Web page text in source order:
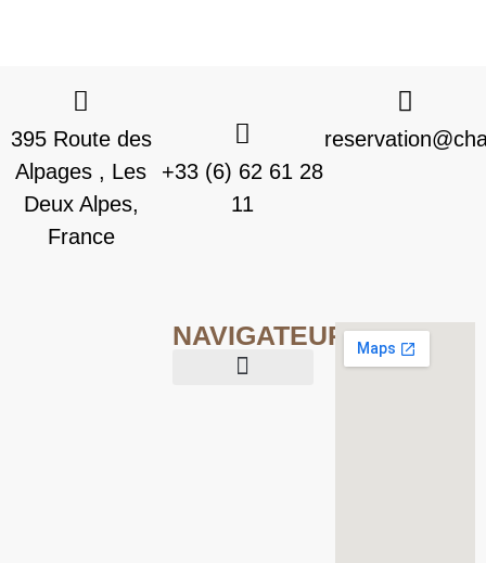
395 Route des
Alpages , Les
Deux Alpes,
France
+33 (6) 62 61 28
11
NAVIGATEUR